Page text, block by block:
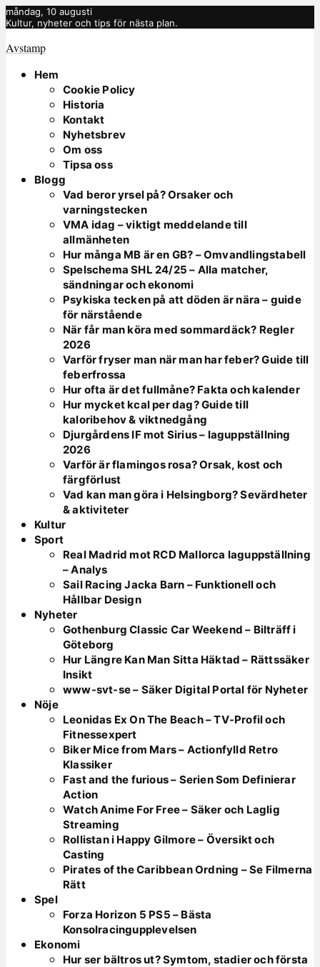
måndag, 10 augusti
Kultur, nyheter och tips för nästa plan.
Avstamp
Hem
Cookie Policy
Historia
Kontakt
Nyhetsbrev
Om oss
Tipsa oss
Blogg
Vad beror yrsel på? Orsaker och
varningstecken
VMA idag – viktigt meddelande till
allmänheten
Hur många MB är en GB? – Omvandlingstabell
Spelschema SHL 24/25 – Alla matcher,
sändningar och ekonomi
Psykiska tecken på att döden är nära – guide
för närstående
När får man köra med sommardäck? Regler
2026
Varför fryser man när man har feber? Guide till
feberfrossa
Hur ofta är det fullmåne? Fakta och kalender
Hur mycket kcal per dag? Guide till
kaloribehov & viktnedgång
Djurgårdens IF mot Sirius – laguppställning
2026
Varför är flamingos rosa? Orsak, kost och
färgförlust
Vad kan man göra i Helsingborg? Sevärdheter
& aktiviteter
Kultur
Sport
Real Madrid mot RCD Mallorca laguppställning
– Analys
Sail Racing Jacka Barn – Funktionell och
Hållbar Design
Nyheter
Gothenburg Classic Car Weekend – Bilträff i
Göteborg
Hur Längre Kan Man Sitta Häktad – Rättssäker
Insikt
www-svt-se – Säker Digital Portal för Nyheter
Nöje
Leonidas Ex On The Beach – TV-Profil och
Fitnessexpert
Biker Mice from Mars – Actionfylld Retro
Klassiker
Fast and the furious – Serien Som Definierar
Action
Watch Anime For Free – Säker och Laglig
Streaming
Rollistan i Happy Gilmore – Översikt och
Casting
Pirates of the Caribbean Ordning – Se Filmerna
Rätt
Spel
Forza Horizon 5 PS5 – Bästa
Konsolracingupplevelsen
Ekonomi
Hur ser bältros ut? Symtom, stadier och första